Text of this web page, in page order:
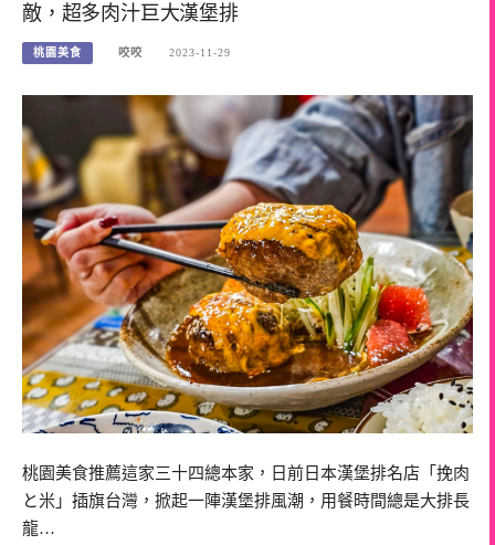
敵，超多肉汁巨大漢堡排
桃園美食 咬咬 2023-11-29
桃園美食推薦這家三十四總本家，日前日本漢堡排名店「挽肉
と米」插旗台灣，掀起一陣漢堡排風潮，用餐時間總是大排長
龍…